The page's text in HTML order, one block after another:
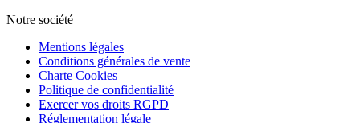
Notre société
Mentions légales
Conditions générales de vente
Charte Cookies
Politique de confidentialité
Exercer vos droits RGPD
Réglementation légale